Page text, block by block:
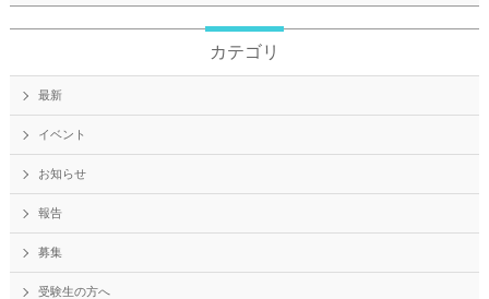
カテゴリ
最新
イベント
お知らせ
報告
募集
受験生の方へ